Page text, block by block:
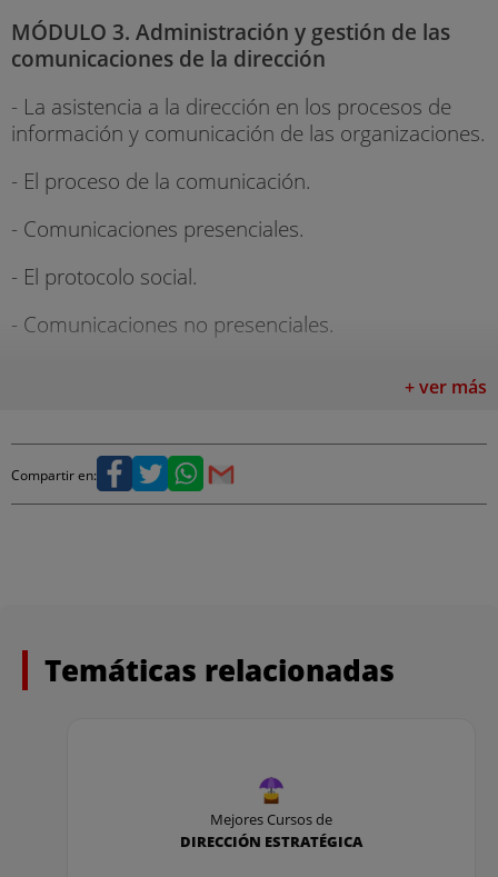
MÓDULO 3. Administración y gestión de las
comunicaciones de la dirección
- La asistencia a la dirección en los procesos de
información y comunicación de las organizaciones.
- El proceso de la comunicación.
- Comunicaciones presenciales.
- El protocolo social.
- Comunicaciones no presenciales.
conflictos.
Cursos Incluidos a coste Cero
- Taller de técnicas de estudio
+ ver más
Compartir en:
Temáticas relacionadas
Mejores Cursos de
DIRECCIÓN ESTRATÉGICA